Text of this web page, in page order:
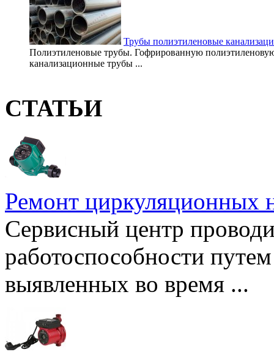
Трубы полиэтиленовые
Полиэтиленовые трубы. Гофрированную
канализационные трубы ...
СТАТЬИ
Ремонт циркуляционных
Сервисный центр
работоспособности
выявленных во время ...